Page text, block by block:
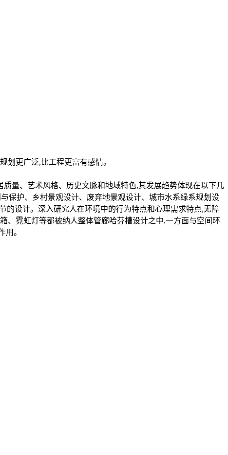
划更广泛,比工程更富有感情。
量、艺术风格、历史文脉和地域特色,其发展趋势体现在以下几
保护、乡村景观设计、废弃地景观设计、城市水系绿系规划设
的设计。深入研究人在环境中的行为特点和心理需求特点,无障
、霓虹灯等都被纳人整体管廊哈芬槽设计之中,一方面与空间环
用。